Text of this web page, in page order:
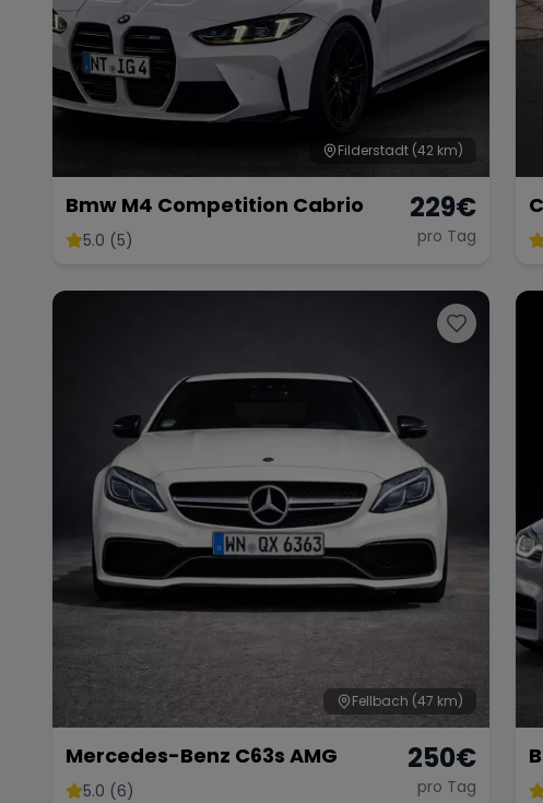
Filderstadt (42 km)
Bmw M4 Competition Cabrio
5.0 (5)
229€
pro Tag
Fellbach (47 km)
Mercedes-Benz C63s AMG
5.0 (6)
250€
pro Tag